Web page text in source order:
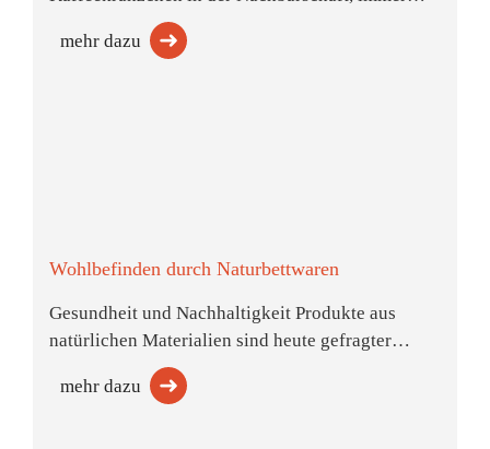
mehr dazu
Wohlbefinden durch Naturbettwaren
Gesundheit und Nachhaltigkeit Produkte aus
natürlichen Materialien sind heute gefragter…
mehr dazu